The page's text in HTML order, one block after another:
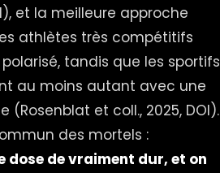
et la meilleure approche
athlètes très compétitifs
tandis que les sportifs
au moins autant avec une
(Rosenblat et coll., 2025, DOI).
des mortels :
dose de vraiment dur, et on